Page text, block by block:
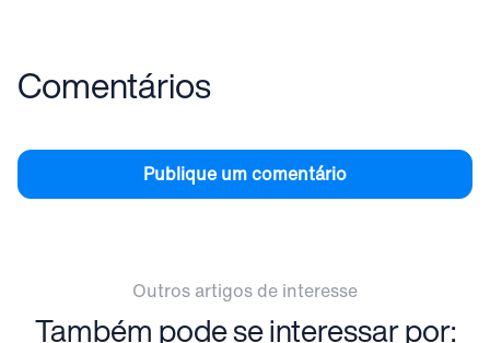
Comentários
Publique um comentário
Outros artigos de interesse
Também pode se interessar por: